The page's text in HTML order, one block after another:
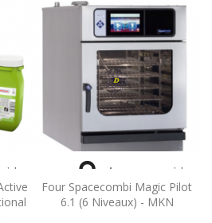
Four Spacecombi Magic Pilot
6.1 (6 Niveaux) - MKN
 Aperçu rapide